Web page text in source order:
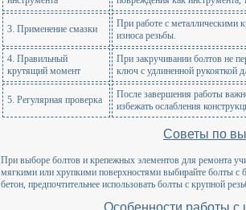
3. Применение смазки
При работе с металлическими
износа резьбы.
4. Правильный
крутящий момент
При закручивании болтов не
ключ с удлиненной рукояткой
5. Регулярная проверка
После завершения работы
избежать ослабления
Советы по
При выборе болтов и крепежных элементов для ремонта
мягкими или хрупкими поверхностями выбирайте болты с
бетон, предпочтительнее использовать болты с крупной
Особенности работы с